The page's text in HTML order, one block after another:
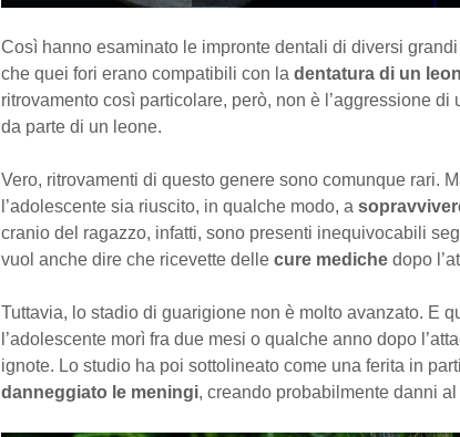
Così hanno esaminato le impronte dentali di diversi
che quei fori erano compatibili con la dentatura di un
ritrovamento così particolare, però, non è l’aggressione
da parte di un leone.
Vero, ritrovamenti di questo genere sono comunque rari.
l’adolescente sia riuscito, in qualche modo, a
cranio del ragazzo, infatti, sono presenti inequivocabili
vuol anche dire che ricevette delle cure mediche dopo
Tuttavia, lo stadio di guarigione non è molto avanzato. E
l’adolescente morì fra due mesi o qualche anno dopo
ignote. Lo studio ha poi sottolineato come una ferita in
danneggiato le meningi, creando probabilmente danni